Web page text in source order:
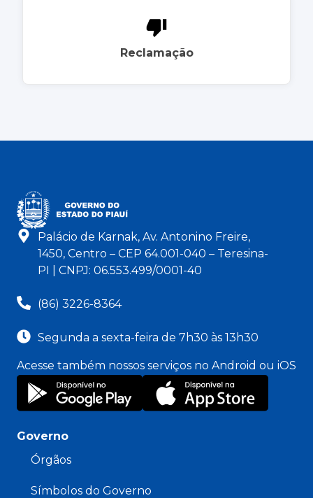
Reclamação
Palácio de Karnak, Av. Antonino Freire,
1450, Centro – CEP 64.001-040 – Teresina-
PI | CNPJ: 06.553.499/0001-40
(86) 3226-8364
Segunda a sexta-feira de 7h30 às 13h30
Acesse também nossos serviços no Android ou iOS
Governo
Órgãos
Símbolos do Governo